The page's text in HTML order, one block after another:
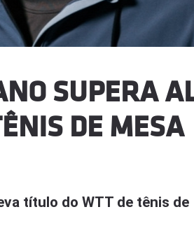
SUPERA
DE MESA
título do WTT de tênis de